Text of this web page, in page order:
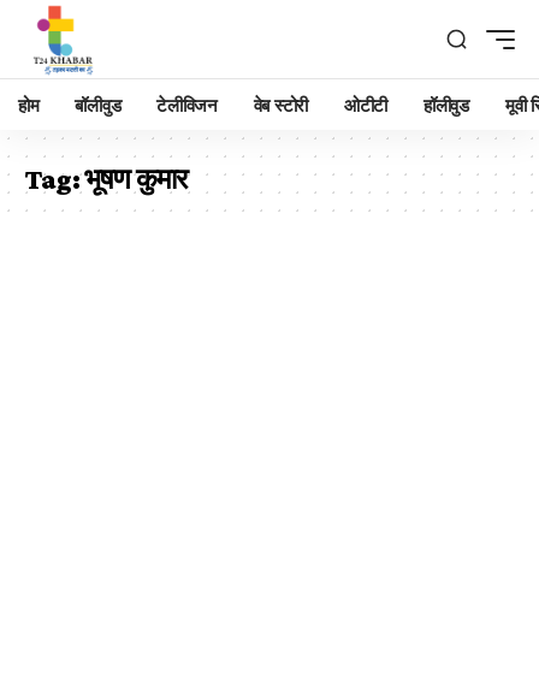
होम बॉलीवुड टेलीविजन वेब स्टोरी ओटीटी हॉलीवुड मूवी
Tag:भूषण कुमार